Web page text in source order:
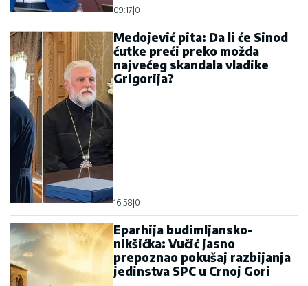
09:17 0
Medojević pita: Da li će Sinod
ćutke preći preko možda
najvećeg skandala vladike
Grigorija?
16:58 0
Eparhija budimljansko-
nikšićka: Vučić jasno
prepoznao pokušaj razbijanja
jedinstva SPC u Crnoj Gori